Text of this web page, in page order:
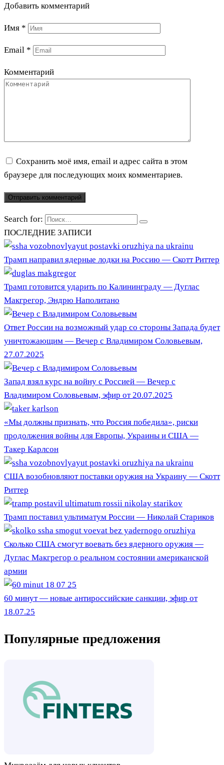
Добавить комментарий
Имя *
Email *
Комментарий
Сохранить моё имя, email и адрес сайта в этом
браузере для последующих моих комментариев.
Search for:
ПОСЛЕДНИЕ ЗАПИСИ
Трамп направил ядерные лодки на Россию — Скотт Риттер
Трамп готовится ударить по Калининграду — Дуглас
Макгрегор, Эндрю Наполитано
Ответ России на возможный удар со стороны Запада будет
уничтожающим — Вечер с Владимиром Соловьевым,
27.07.2025
Запад взял курс на войну с Россией — Вечер с
Владимиром Соловьевым, эфир от 20.07.2025
«Мы должны признать, что Россия победила», риски
продолжения войны для Европы, Украины и США —
Такер Карлсон
США возобновляют поставки оружия на Украину — Скотт
Риттер
Трамп поставил ультиматум России — Николай Стариков
Сколько США смогут воевать без ядерного оружия —
Дуглас Макгрегор о реальном состоянии американской
армии
60 минут — новые антироссийские санкции, эфир от
18.07.25
Популярные предложения